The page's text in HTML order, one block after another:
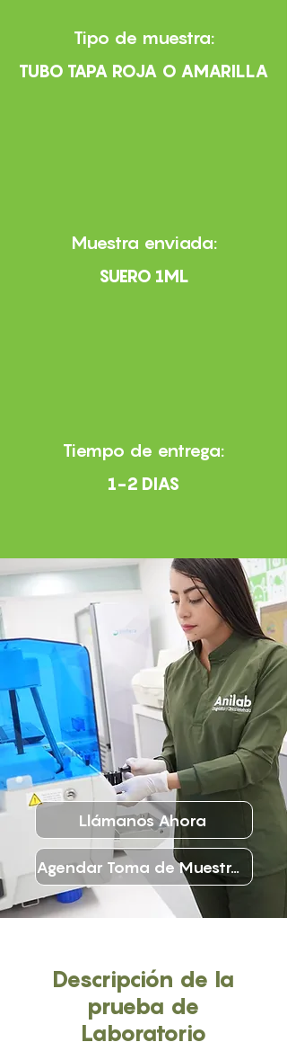
Tipo de muestra:
TUBO TAPA ROJA O AMARILLA
Muestra enviada:
SUERO 1ML
Tiempo de entrega:
1-2 DIAS
Llámanos Ahora
Agendar Toma de Muestras
Descripción de la
prueba de
Laboratorio